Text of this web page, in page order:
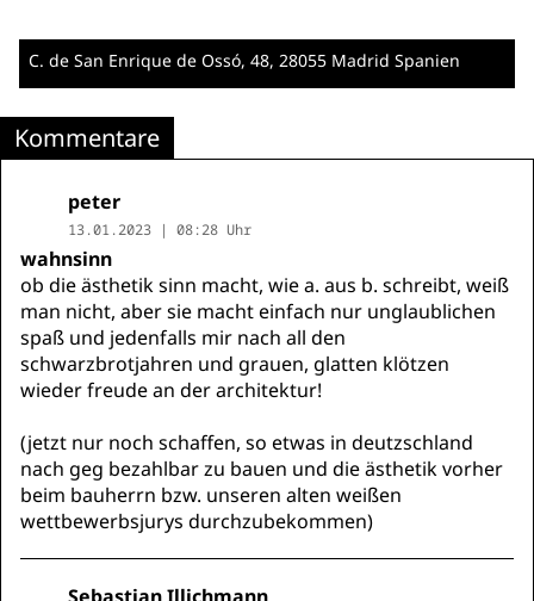
C. de San Enrique de Ossó, 48, 28055 Madrid Spanien
Kommentare
peter
13.01.2023 | 08:28 Uhr
wahnsinn
ob die ästhetik sinn macht, wie a. aus b. schreibt, weiß
man nicht, aber sie macht einfach nur unglaublichen
spaß und jedenfalls mir nach all den
schwarzbrotjahren und grauen, glatten klötzen
wieder freude an der architektur!
(jetzt nur noch schaffen, so etwas in deutzschland
nach geg bezahlbar zu bauen und die ästhetik vorher
beim bauherrn bzw. unseren alten weißen
wettbewerbsjurys durchzubekommen)